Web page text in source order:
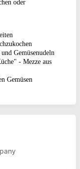
oder
Gemüsenudeln
- Mezze aus
Gemüsen